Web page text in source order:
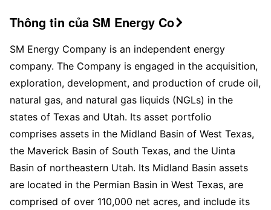
Thông tin của SM Energy Co
SM Energy Company is an independent energy
company. The Company is engaged in the acquisition,
exploration, development, and production of crude oil,
natural gas, and natural gas liquids (NGLs) in the
states of Texas and Utah. Its asset portfolio
comprises assets in the Midland Basin of West Texas,
the Maverick Basin of South Texas, and the Uinta
Basin of northeastern Utah. Its Midland Basin assets
are located in the Permian Basin in West Texas, are
comprised of over 110,000 net acres, and include its